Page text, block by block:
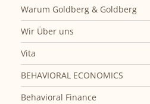
Warum Goldberg & Goldberg
Wir Über uns
Vita
BEHAVIORAL ECONOMICS
Behavioral Finance